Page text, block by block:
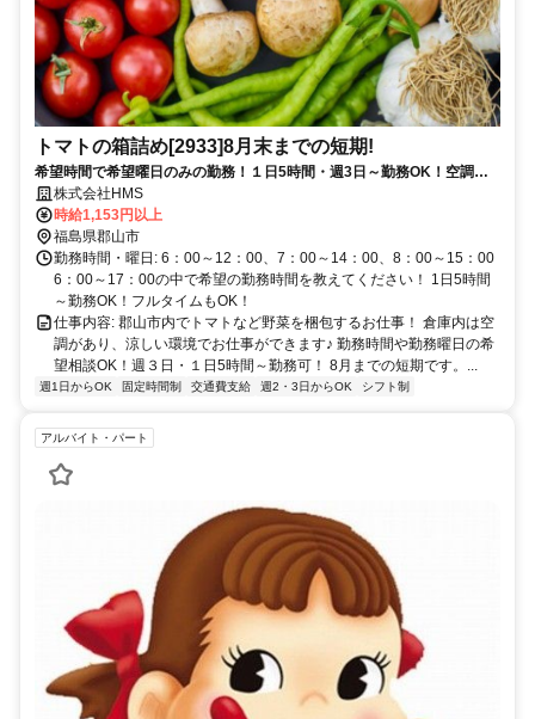
トマトの箱詰め[2933]8月末までの短期!
希望時間で希望曜日のみの勤務！１日5時間・週3日～勤務OK！空調完
備で快適作業♪
株式会社HMS
時給1,153円以上
福島県郡山市
勤務時間・曜日: 6：00～12：00、7：00～14：00、8：00～15：00
6：00～17：00の中で希望の勤務時間を教えてください！ 1日5時間
～勤務OK！フルタイムもOK！
仕事内容: 郡山市内でトマトなど野菜を梱包するお仕事！ 倉庫内は空
調があり、涼しい環境でお仕事ができます♪ 勤務時間や勤務曜日の希
望相談OK！週３日・１日5時間～勤務可！ 8月までの短期です。...
週1日からOK 固定時間制 交通費支給 週2・3日からOK シフト制
アルバイト・パート